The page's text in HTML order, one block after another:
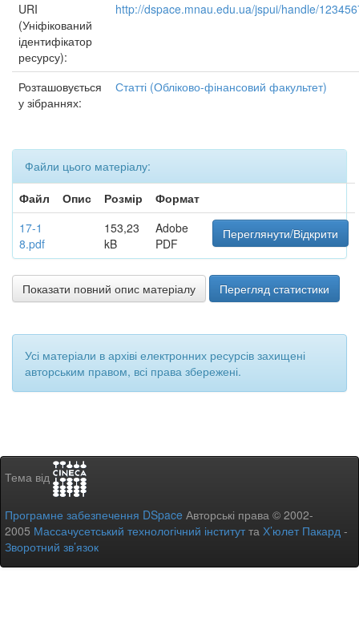
URI
(Уніфікований
ідентифікатор
ресурсу):
http://dspace.mnau.edu.ua/jspui/handle/
Розташовується
у зібраннях:
Статті (Обліково-фінансовий факультет)
Файли цього матеріалу:
Файл
Опис Розмір
Формат
17-1
8.pdf
153,23
kB
Adobe
PDF
Переглянути/Відкрити
Показати повний опис матеріалу Перегляд статистики
Усі матеріали в архіві електронних ресурсів захищені
авторським правом, всі права збережені.
Тема від
Програмне забезпечення DSpace Авторські права © 2002-
2005 Массачусетський технологічний інститутта Х’юлет Пакард -
Зворотний зв’язок